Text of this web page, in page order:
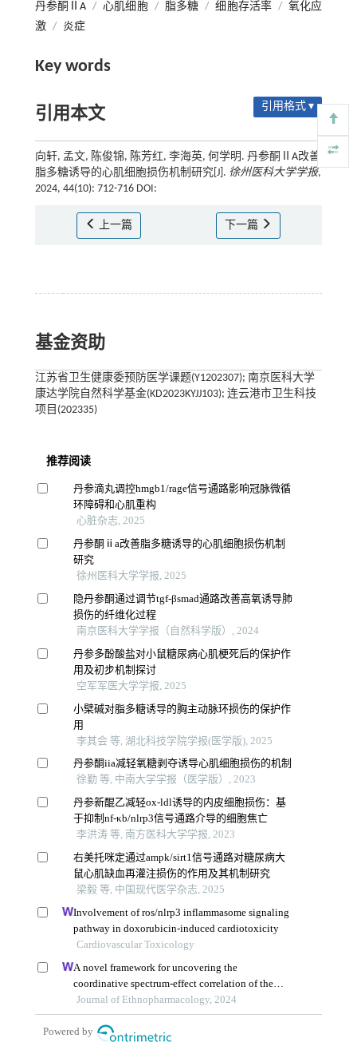
丹参酮ⅡA / 心肌细胞 / 脂多糖 / 细胞存活率 / 氧化应
激 / 炎症
Key words
引用本文 引用格式 ▾
向轩, 孟文, 陈俊锦, 陈芳红, 李海英, 何学明. 丹参酮ⅡA改善
脂多糖诱导的心肌细胞损伤机制研究[J]. 徐州医科大学学报,
2024, 44(10): 712-716 DOI:
上一篇 下一篇
基金资助
江苏省卫生健康委预防医学课题(Y1202307); 南京医科大学
康达学院自然科学基金(KD2023KYJJ103); 连云港市卫生科技
项目(202335)